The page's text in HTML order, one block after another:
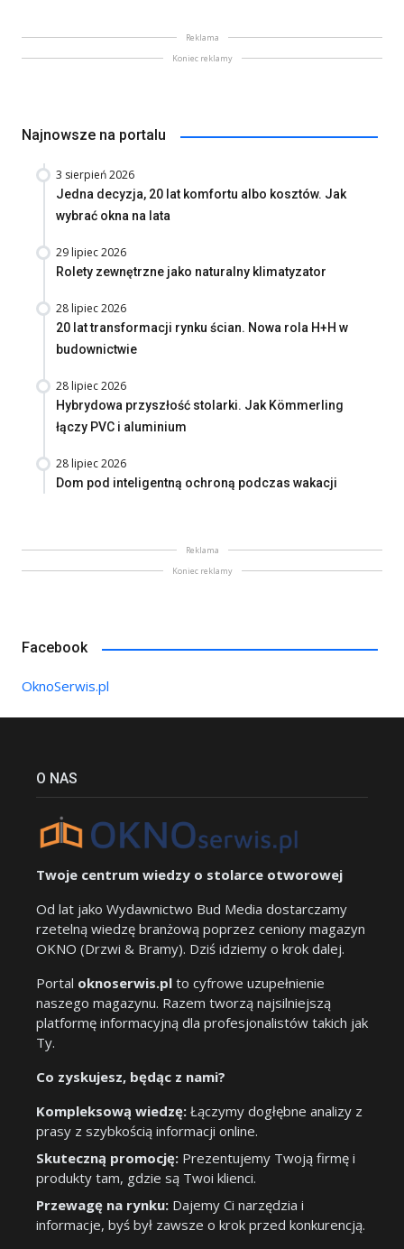
Reklama
Koniec reklamy
Najnowsze na portalu
3 sierpień 2026
Jedna decyzja, 20 lat komfortu albo kosztów. Jak
wybrać okna na lata
29 lipiec 2026
Rolety zewnętrzne jako naturalny klimatyzator
28 lipiec 2026
20 lat transformacji rynku ścian. Nowa rola H+H w
budownictwie
28 lipiec 2026
Hybrydowa przyszłość stolarki. Jak Kömmerling
łączy PVC i aluminium
28 lipiec 2026
Dom pod inteligentną ochroną podczas wakacji
Reklama
Koniec reklamy
Facebook
OknoSerwis.pl
O NAS
Twoje centrum wiedzy o stolarce otworowej
Od lat jako Wydawnictwo Bud Media dostarczamy
rzetelną wiedzę branżową poprzez ceniony magazyn
OKNO (Drzwi & Bramy). Dziś idziemy o krok dalej.
Portal oknoserwis.pl to cyfrowe uzupełnienie
naszego magazynu. Razem tworzą najsilniejszą
platformę informacyjną dla profesjonalistów takich jak
Ty.
Co zyskujesz, będąc z nami?
Kompleksową wiedzę: Łączymy dogłębne analizy z
prasy z szybkością informacji online.
Skuteczną promocję: Prezentujemy Twoją firmę i
produkty tam, gdzie są Twoi klienci.
Przewagę na rynku: Dajemy Ci narzędzia i
informacje, byś był zawsze o krok przed konkurencją.